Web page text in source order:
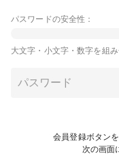
パスワードの安全性：
大文字・小文字・数字を組
会員登録ボタン
次の画面